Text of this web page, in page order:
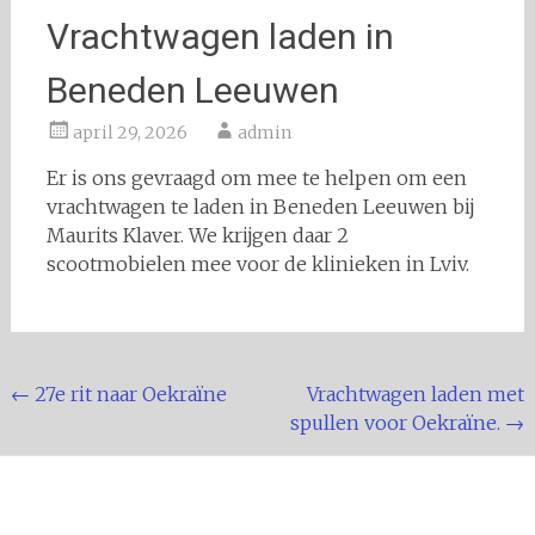
Vrachtwagen laden in
Beneden Leeuwen
april 29, 2026 admin
Er is ons gevraagd om mee te helpen om een
vrachtwagen te laden in Beneden Leeuwen bij
Maurits Klaver. We krijgen daar 2
scootmobielen mee voor de klinieken in Lviv.
Bericht
← 27e rit naar Oekraïne
Vrachtwagen laden met
spullen voor Oekraïne. →